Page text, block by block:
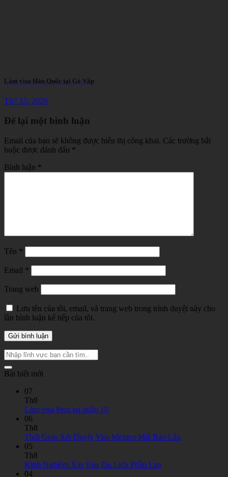
Làm visa Hàn Quốc tại Gò Vấp
Th7 15, 2026
Để lại một bình luận
Email của bạn sẽ không được hiển thị công khai. Các trường bắt
buộc được đánh dấu *
Bình luận *
Tên *
Email *
Trang web
Lưu tên của tôi, email, và trang web trong trình duyệt này cho
lần bình luận kế tiếp của tôi.
Bài biết mới
07
Th8
Làm visa Peru tại quận 10Không
luận
visa
06
Th8
Thời Gian Xét Duyệt Visa Mexico Mất Bao Lâu
05
Th8
Kinh Nghiệm Xin Visa Du Lịch Phần Lan
04